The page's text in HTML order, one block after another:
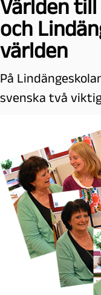
Världen
och
världen
På
svenska två